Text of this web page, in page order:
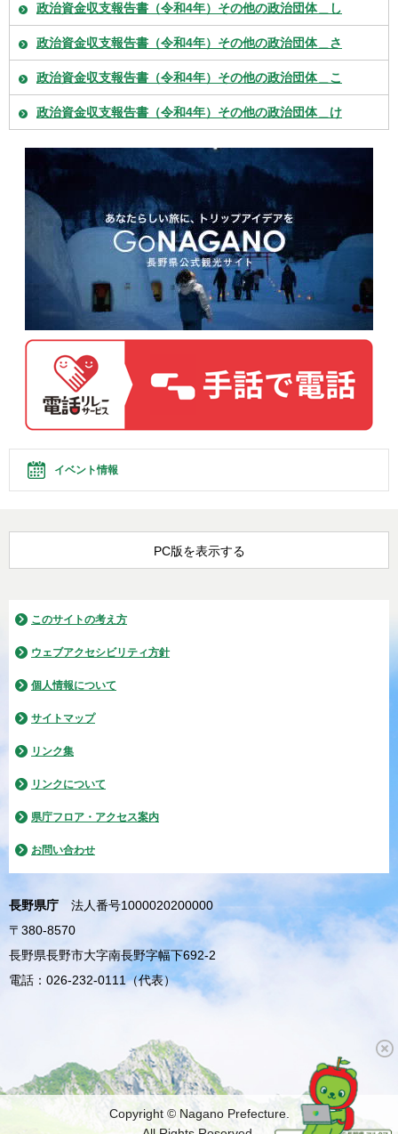
政治資金収支報告書（令和4年）その他の政治団体＿し
政治資金収支報告書（令和4年）その他の政治団体＿さ
政治資金収支報告書（令和4年）その他の政治団体＿こ
政治資金収支報告書（令和4年）その他の政治団体＿け
イベント情報
PC版を表示する
このサイトの考え方
ウェブアクセシビリティ方針
個人情報について
サイトマップ
リンク集
リンクについて
県庁フロア・アクセス案内
お問い合わせ
長野県庁
法人番号1000020200000
〒380-8570
長野県長野市大字南長野字幅下692-2
電話：026-232-0111（代表）
Copyright © Nagano Prefecture.